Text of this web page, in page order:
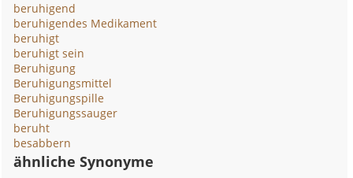
beruhigend
beruhigendes Medikament
beruhigt
beruhigt sein
Beruhigung
Beruhigungsmittel
Beruhigungspille
Beruhigungssauger
beruht
besabbern
ähnliche Synonyme